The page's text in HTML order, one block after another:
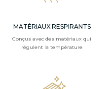
MATÉRIAUX RESPIRANTS
Conçus avec des matériaux qui
régulent la température